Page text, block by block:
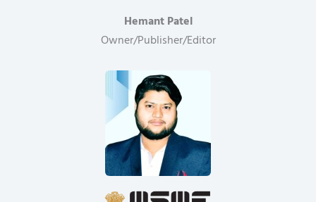
Hemant Patel
Owner/Publisher/Editor